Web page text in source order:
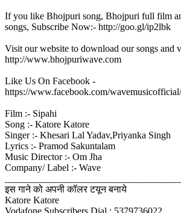
If you like Bhojpuri song, Bhojpuri full film
songs, Subscribe Now:- http://goo.gl/ip2lbk
Visit our website to download our songs and
http://www.bhojpuriwave.com
Like Us On Facebook -
https://www.facebook.com/wavemusicofficial/
Film :- Sipahi
Song :- Katore Katore
Singer :- Khesari Lal Yadav,Priyanka Singh
Lyrics :- Pramod Sakuntalam
Music Director :- Om Jha
Company/ Label :- Wave
इस गाने को अपनी कॉलर टयून बनाये
Katore Katore
Vodafone Subscribers Dial : 5379736022